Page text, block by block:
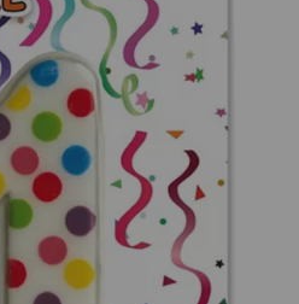
CUENTA